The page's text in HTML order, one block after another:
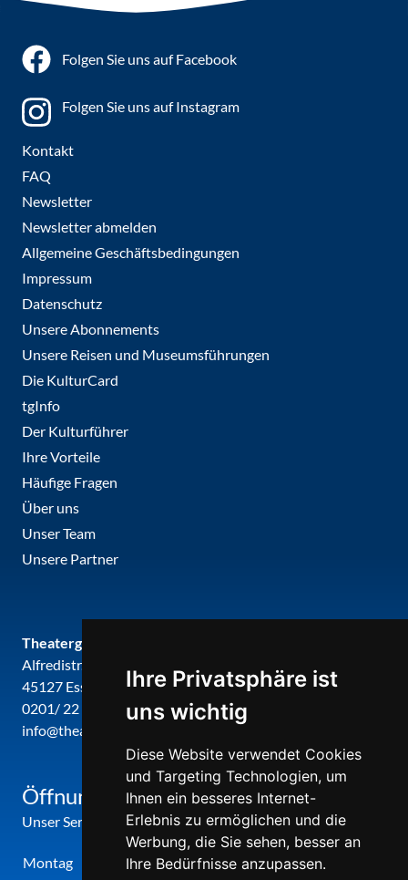
Ihre Privatsphäre ist
uns wichtig
Diese Website verwendet Cookies
und Targeting Technologien, um
Ihnen ein besseres Internet-
Erlebnis zu ermöglichen und die
Werbung, die Sie sehen, besser an
Ihre Bedürfnisse anzupassen.
Folgen Sie uns auf Facebook
Folgen Sie uns auf Instagram
Kontakt
FAQ
Newsletter
Newsletter abmelden
Allgemeine Geschäftsbedingungen
Impressum
Datenschutz
Unsere Abonnements
Unsere Reisen und Museumsführungen
Die KulturCard
tgInfo
Der Kulturführer
Ihre Vorteile
Häufige Fragen
Über uns
Unser Team
Unsere Partner
Theatergemeinde metropole ruhr
Alfredistr. 32
45127 Essen
0201/ 22 22 29
info@theatergemeinde-metropole-ruhr.de
Öffnungszeiten
Unser Service-Center ist zu folgenden Zeiten geöffnet
Montag
12:00 Uhr - 17:00 Uhr